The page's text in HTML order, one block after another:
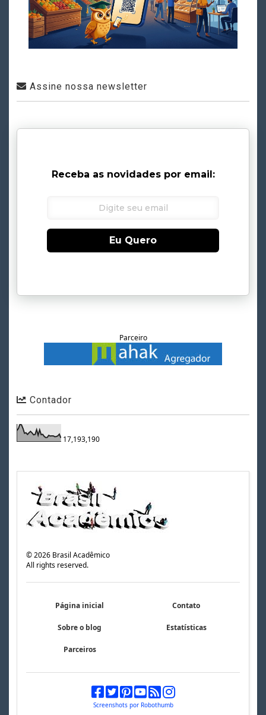
Assine nossa newsletter
Receba as novidades por email:
Eu Quero
Parceiro
Contador
17,193,190
©2026 Brasil Acadêmico
All rights reserved.
Página inicial Contato
Sobre o blog Estatísticas
Parceiros
Screenshots por Robothumb